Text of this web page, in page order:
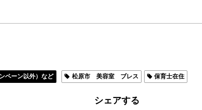
ペーン以外）など 松原市 美容室 ブレス 保育士在住
シェアする